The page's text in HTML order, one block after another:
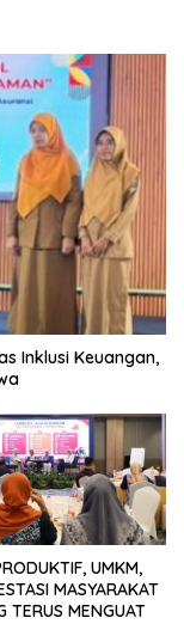
Inklusi Keuangan,
UMKM,
MASYARAKAT
TERUS MENGUAT